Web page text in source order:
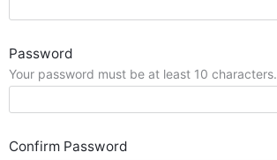
Password
Your password must be at least 10 characters.
Confirm Password